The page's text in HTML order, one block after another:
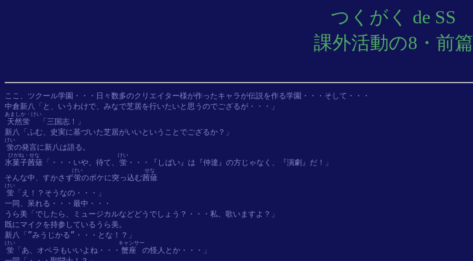
つくがく de SS
課外活動の8・前篇
ここ、ツクール学園・・・日々数多のクリエイター様が作ったキャラが伝説を作る学園・・・そして・・・
天然蛍
あましか・けい
「三国志！」
蛍
けい
氷菓子茜薙
ひがね・せな
「・・・いや、待て、 蛍
けい
・・・『しばい』は『仲達』の方じゃなく、『演劇』だ！」
そんな中、すかさず蛍
けい
のボケに突っ込む茜薙
せな
蛍
けい
「え！？そうなの・・・」
一同、呆れる・・・最中・・・
うら美「でしたら、ミュージカルなどどうでしょう？・・・私、歌いますよ？」
既にマイクを持参しているうら美。
蛍
けい
「あ、オペラもいいよね・・・ 蟹座
キャンサー
の怪人とか・・・」